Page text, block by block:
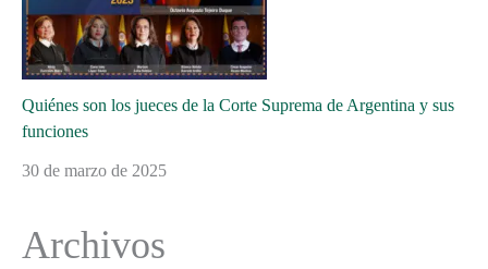
Quiénes son los jueces de la Corte Suprema de Argentina y sus
funciones
30 de marzo de 2025
Archivos